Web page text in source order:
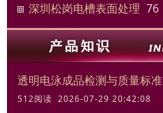
深圳松岗电槽表面处理 76
透明电泳成品检测与质量标
512阅读 2026-07-29 20:42:08